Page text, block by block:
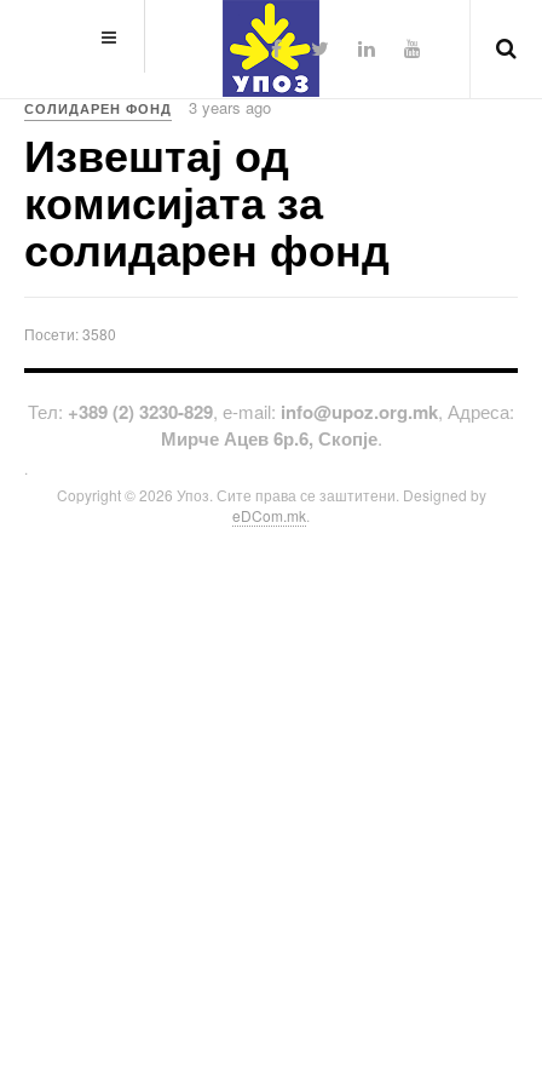
СОЛИДАРЕН ФОНД 3 years ago
Извештај од
комисијата за
солидарен фонд
Посети: 3580
Тел: +389 (2) 3230-829, е-mail: info@upoz.org.mk, Адреса:
Мирче Ацев 6р.6, Скопје.
Copyright © 2026 Упоз. Сите права се заштитени. Designed by
eDCom.mk